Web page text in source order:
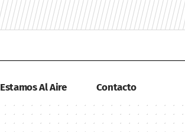
Estamos Al Aire Contacto